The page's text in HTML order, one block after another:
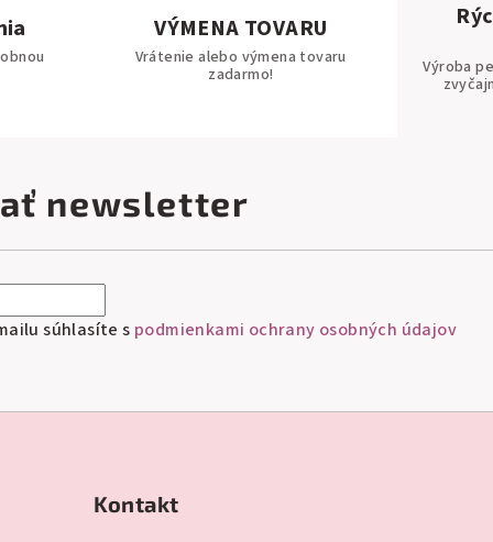
VÝMENA TOVARU
Vrátenie alebo výmena tovaru
zadarmo!
Výroba
newsletter
súhlasíte s podmienkami ochrany osobných údajov
Kontakt